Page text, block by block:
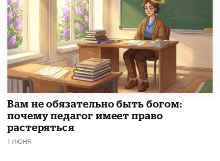
​Вам не обязательно быть богом:
почему педагог имеет право
растеряться
1 ИЮНЯ